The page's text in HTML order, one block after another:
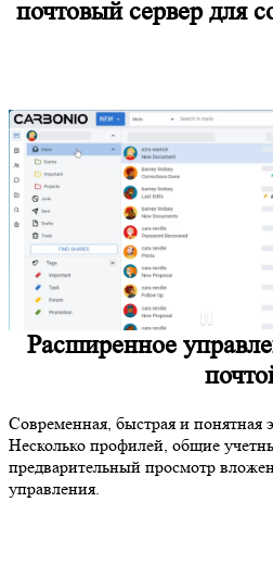
почтовый сервер для
Расширенное
Современная, быстрая и понятная
Несколько профилей, общие
предварительный просмотр
управления.